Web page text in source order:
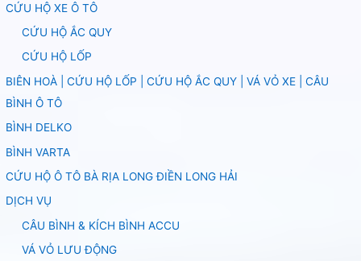
CỨU HỘ XE Ô TÔ
CỨU HỘ ẮC QUY
CỨU HỘ LỐP
BIÊN HOÀ | CỨU HỘ LỐP | CỨU HỘ ẮC QUY | VÁ VỎ XE | CÂU
BÌNH Ô TÔ
BÌNH DELKO
BÌNH VARTA
CỨU HỘ Ô TÔ BÀ RỊA LONG ĐIỀN LONG HẢI
DỊCH VỤ
CÂU BÌNH & KÍCH BÌNH ACCU
VÁ VỎ LƯU ĐỘNG